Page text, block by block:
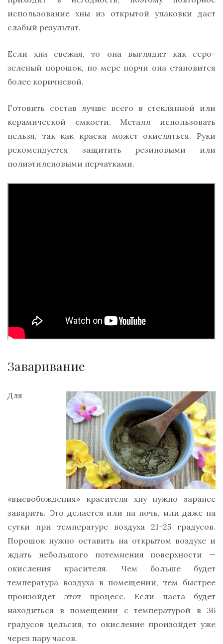
использование хны из открытой упаковки даст
слабый результат.
Если хна свежая, то она выглядит как серо-
зеленый порошок, по мере порчи она становится
более коричневой.
Готовить состав лучше всего в стеклянной или
керамической емкости. Металл использовать
нельзя, так как краска может окисляться. Руки
рекомендуется защитить резиновыми или
полиэтиленовыми перчатками.
Заваривание
Для
«высвобождения» красителя хну нужно заранее
заварить. Это делается или на ночь, или даже на
сутки при температуре воздуха 21−25 градусов.
Порошок нужно оставить на открытом воздухе и
ждать небольшого потемнения поверхности —
окисления красителя. Чем больше будет
температура воздуха в помещении, тем быстрее
произойдет этот процесс. Если паста будет
находиться в помещении с температурой в 36
градусов цельсия, то окисление произойдет уже
через пару часов.